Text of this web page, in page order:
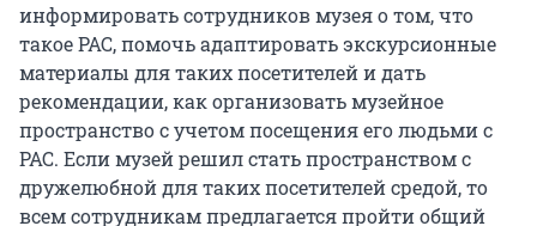
информировать сотрудников музея о том, что
такое РАС, помочь адаптировать экскурсионные
материалы для таких посетителей и дать
рекомендации, как организовать музейное
пространство с учетом посещения его людьми с
РАС. Если музей решил стать пространством с
дружелюбной для таких посетителей средой, то
всем сотрудникам предлагается пройти общий